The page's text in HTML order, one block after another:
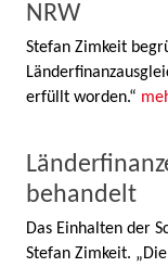
NRW
Stefan Zimkeit
erfüllt worden.“
behandelt
Das Einhalten der
Stefan Zimkeit.